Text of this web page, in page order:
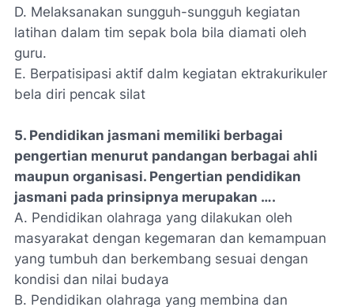
D. Melaksanakan sungguh-sungguh kegiatan
latihan dalam tim sepak bola bila diamati oleh
guru.
E. Berpatisipasi aktif dalm kegiatan ektrakurikuler
bela diri pencak silat
5. Pendidikan jasmani memiliki berbagai
pengertian menurut pandangan berbagai ahli
maupun organisasi. Pengertian pendidikan
jasmani pada prinsipnya merupakan ….
A. Pendidikan olahraga yang dilakukan oleh
masyarakat dengan kegemaran dan kemampuan
yang tumbuh dan berkembang sesuai dengan
kondisi dan nilai budaya
B. Pendidikan olahraga yang membina dan